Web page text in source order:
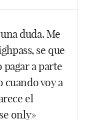
No, no te has
comprar sin
que tengas más
y que sepa
llegado el día, lo
una tarjeta de
duda. Me
se que
a parte
cuando voy a
el
only»